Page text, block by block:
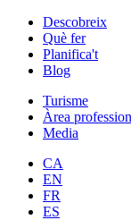
Descobreix
Què fer
Planifica't
Blog
Turisme
Àrea
Media
CA
EN
FR
ES